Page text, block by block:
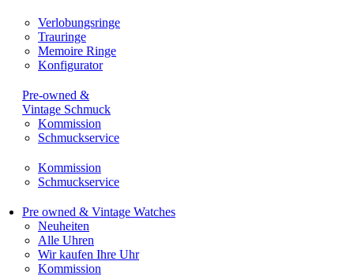
Verlobungsringe
Trauringe
Memoire Ringe
Konfigurator
Pre-owned &
Vintage Schmuck
Kommission
Schmuckservice
Kommission
Schmuckservice
Pre owned & Vintage Watches
Neuheiten
Alle Uhren
Wir kaufen Ihre Uhr
Kommission